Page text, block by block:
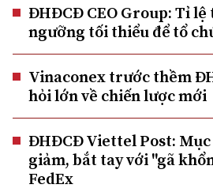
ĐHĐCĐ CEO Group: Tỉ lệ
ngưỡng tối thiểu để tổ
Vinaconex trước thềm
hỏi lớn về chiến lược mới
ĐHĐCĐ Viettel Post:
giảm, bắt tay với "gã
FedEx